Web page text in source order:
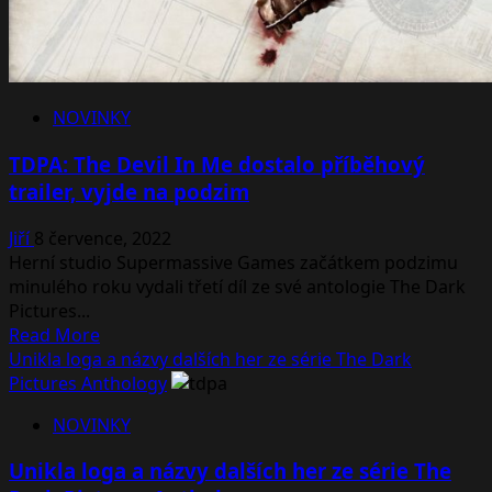
upgrady
NOVINKY
TDPA: The Devil In Me dostalo příběhový
trailer, vyjde na podzim
Jiří8 července, 2022
Herní studio Supermassive Games začátkem podzimu
minulého roku vydali třetí díl ze své antologie The Dark
Pictures...
Read MoreRead
more
about
The
In
Unikla loga a názvy dalších her ze série The Dark
Pictures Anthology
NOVINKY
Unikla loga a názvy dalších her ze série The